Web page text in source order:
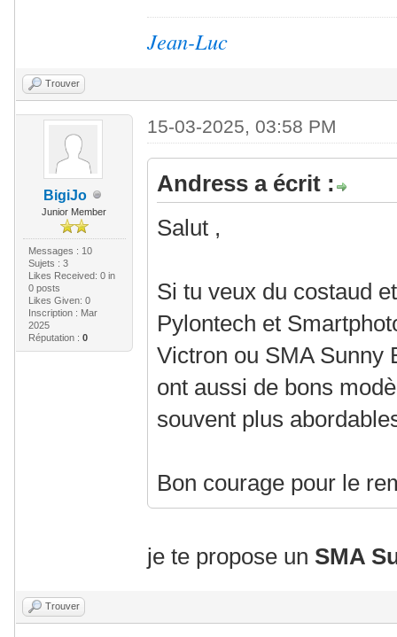
Jean-Luc
Trouver
BigiJo
Junior Member
Messages : 10
Sujets : 3
Likes Received: 0in
0 posts
Likes Given: 0
Inscription : Mar
2025
Réputation : 0
15-03-2025, 03:58 PM
Andress a écrit :
Salut ,
Si tu veux du costaud
Pylontech et
Victron ou SMA Sunny
ont aussi de bons
souvent plus
Bon courage pour le
je te propose un SMA
Trouver